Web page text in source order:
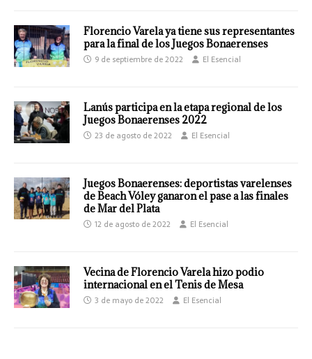
Florencio Varela ya tiene sus representantes
para la final de los Juegos Bonaerenses
9 de septiembre de 2022 El Esencial
Lanús participa en la etapa regional de los
Juegos Bonaerenses 2022
23 de agosto de 2022 El Esencial
Juegos Bonaerenses: deportistas varelenses
de Beach Vóley ganaron el pase a las finales
de Mar del Plata
12 de agosto de 2022 El Esencial
Vecina de Florencio Varela hizo podio
internacional en el Tenis de Mesa
3 de mayo de 2022 El Esencial